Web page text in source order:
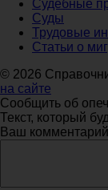
Судебные
Суды
Трудовые
Статьи о
© 2026
на сайте
Сообщить об
Текст, который
Ваш